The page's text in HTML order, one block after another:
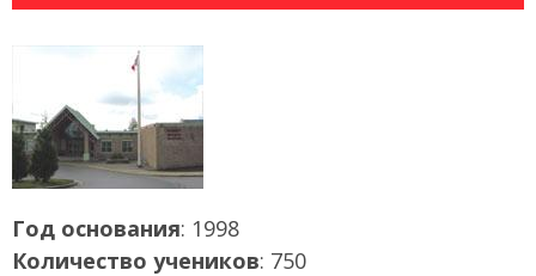
Год основания: 1998
Количество учеников: 750